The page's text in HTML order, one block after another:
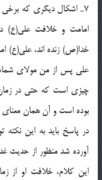
7ـ اشكال ديگرى كه
امامت و خلافت على(ع)
خدا(ص) زنده اند، على(ع)
على پس از من مولاى
چيزى است كه حتى در
بوده است و آن همان
در پاسخ بايد به اين
آورده شد منظور از حديث
اين كلام، خلافت او از